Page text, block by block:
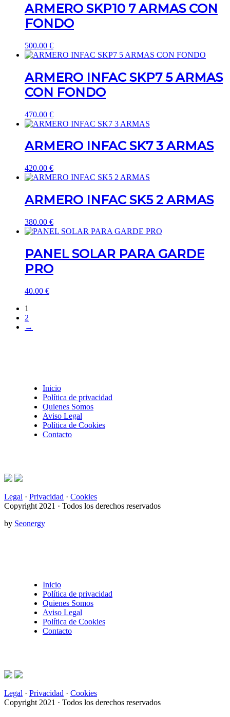
ARMERO SKP10 7 ARMAS CON
FONDO
500.00 €
ARMERO INFAC SKP7 5 ARMAS
CON FONDO
470.00 €
ARMERO INFAC SK7 3 ARMAS
420.00 €
ARMERO INFAC SK5 2 ARMAS
380.00 €
PANEL SOLAR PARA GARDE
PRO
40.00 €
1
2
→
Inicio
Política de privacidad
Quienes Somos
Aviso Legal
Política de Cookies
Contacto
Legal · Privacidad · Cookies
Copyright 2021 · Todos los derechos reservados
by Seonergy
Inicio
Política de privacidad
Quienes Somos
Aviso Legal
Política de Cookies
Contacto
Legal · Privacidad · Cookies
Copyright 2021 · Todos los derechos reservados